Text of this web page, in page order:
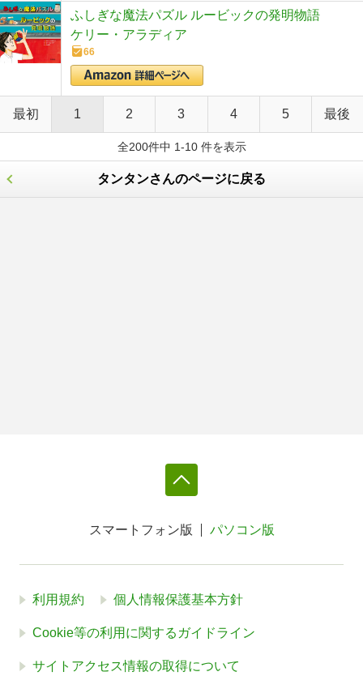
ふしぎな魔法パズル ルービックの発明物語
ケリー・アラディア
66
最初 1 2 3 4 5 最後
全200件中 1-10 件を表示
タンタンさんのページに戻る
スマートフォン版 パソコン版
利用規約 個人情報保護基本方針
Cookie等の利用に関するガイドライン
サイトアクセス情報の取得について